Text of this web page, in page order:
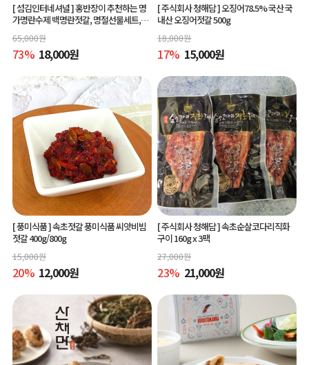
[ 섬김인터네셔널 ]홍반장이 추천하는 명
가명란수제 백명란젓갈, 명절선물세트,공
65,000원
73% 18,000원
[ 주식회사 청해담 ]오징어78.5% 국산 국
내산 오징어젓갈 500g
18,000원
17% 15,000원
[ 풍미식품 ]속초젓갈 풍미식품 씨앗비빔
젓갈 400g/800g
15,000원
20% 12,000원
[ 주식회사 청해담 ]속초순살코다리직화
구이 160g x 3팩
27,000원
23% 21,000원